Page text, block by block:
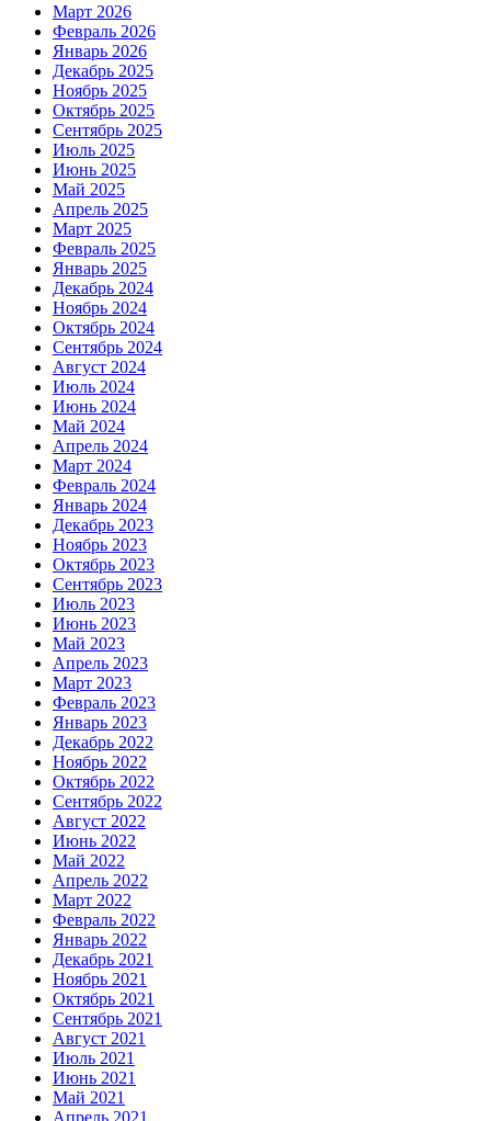
Март 2026
Февраль 2026
Январь 2026
Декабрь 2025
Ноябрь 2025
Октябрь 2025
Сентябрь 2025
Июль 2025
Июнь 2025
Май 2025
Апрель 2025
Март 2025
Февраль 2025
Январь 2025
Декабрь 2024
Ноябрь 2024
Октябрь 2024
Сентябрь 2024
Август 2024
Июль 2024
Июнь 2024
Май 2024
Апрель 2024
Март 2024
Февраль 2024
Январь 2024
Декабрь 2023
Ноябрь 2023
Октябрь 2023
Сентябрь 2023
Июль 2023
Июнь 2023
Май 2023
Апрель 2023
Март 2023
Февраль 2023
Январь 2023
Декабрь 2022
Ноябрь 2022
Октябрь 2022
Сентябрь 2022
Август 2022
Июнь 2022
Май 2022
Апрель 2022
Март 2022
Февраль 2022
Январь 2022
Декабрь 2021
Ноябрь 2021
Октябрь 2021
Сентябрь 2021
Август 2021
Июль 2021
Июнь 2021
Май 2021
Апрель 2021